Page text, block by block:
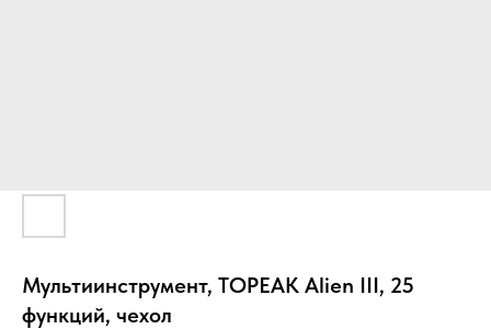
Мультиинструмент, TOPEAK Alien III, 25
функций, чехол